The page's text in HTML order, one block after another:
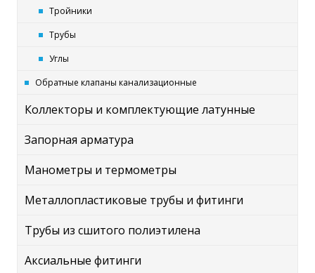
Тройники
Трубы
Углы
Обратные клапаны канализационные
Коллекторы и комплектующие латунные
Запорная арматура
Манометры и термометры
Металлопластиковые трубы и фитинги
Трубы из сшитого полиэтилена
Аксиальные фитинги